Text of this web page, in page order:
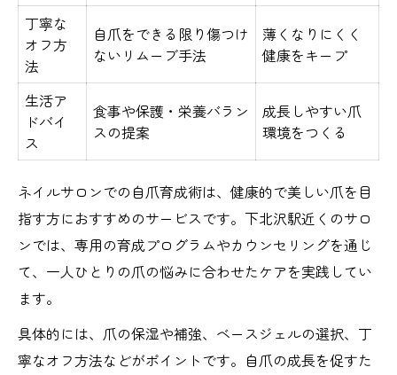
丁寧な
オフ方
法
自爪をできる限り傷つけ
ないリムーブ手法
薄くなりにくく
健康をキープ
生活ア
ドバイ
ス
食事や保護・栄養バラン
スの提案
成長しやすい爪
環境をつくる
ネイルサロンでの自爪育成術は、健康的で美しい爪を目
指す方におすすめのサービスです。下北沢駅近くのサロ
ンでは、専用の育成プログラムやカウンセリングを通じ
て、一人ひとりの爪の悩みに合わせたケアを実践してい
ます。
具体的には、爪の保湿や補強、ベースジェルの選択、丁
寧なオフ方法などがポイントです。自爪の成長を促すた